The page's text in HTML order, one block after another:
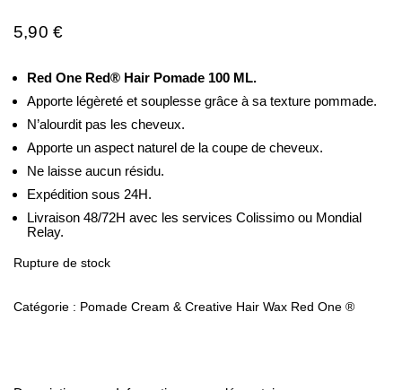
5,90 €
Red One Red® Hair Pomade 100 ML.
Apporte légèreté et souplesse grâce à sa texture pommade.
N’alourdit pas les cheveux.
Apporte un aspect naturel de la coupe de cheveux.
Ne laisse aucun résidu.
Expédition sous 24H.
Livraison 48/72H avec les services Colissimo ou Mondial
Relay.
Rupture de stock
Catégorie : Pomade Cream & Creative Hair Wax Red One ®